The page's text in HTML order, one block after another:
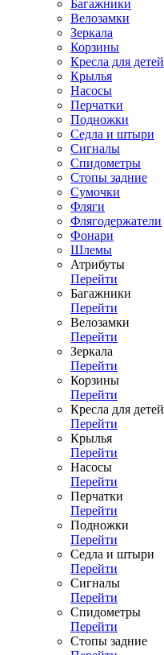
Багажники
Велозамки
Зеркала
Корзины
Кресла для детей
Крылья
Насосы
Перчатки
Подножки
Седла и штыри
Сигналы
Спидометры
Стопы задние
Сумочки
Фляги
Флягодержатели
Фонари
Шлемы
Атрибуты
Перейти
Багажники
Перейти
Велозамки
Перейти
Зеркала
Перейти
Корзины
Перейти
Кресла для детей
Перейти
Крылья
Перейти
Насосы
Перейти
Перчатки
Перейти
Подножки
Перейти
Седла и штыри
Перейти
Сигналы
Перейти
Спидометры
Перейти
Стопы задние